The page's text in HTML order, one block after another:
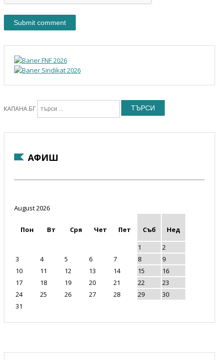
КАПАНА.БГ ТЪРСИ
АФИШ
August 2026
Пон Вт Сря Чет Пет Съб
Нед
1
2
3
4 5 6 7 8
9
10
11 12 13 14 15
16
17
18 19 20 21 22
23
24
25 26 27 28 29
30
31